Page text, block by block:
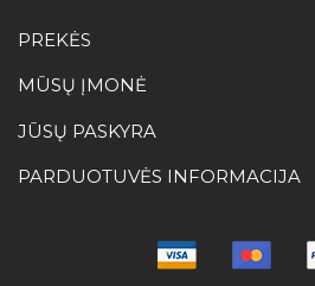
PREKĖS
MŪSŲ ĮMONĖ
JŪSŲ PASKYRA
PARDUOTUVĖS INFORMACIJA